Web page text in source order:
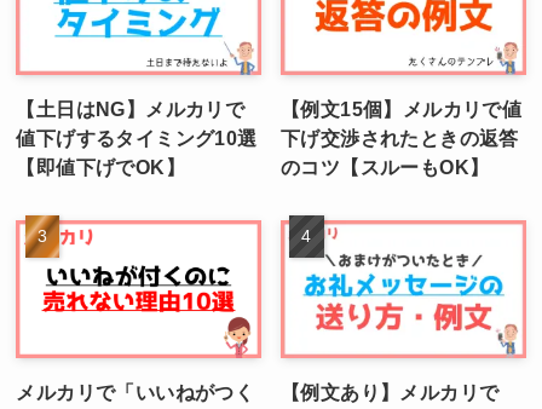
【土日はNG】メルカリで
値下げするタイミング10選
【即値下げでOK】
【例文15個】メルカリで値
下げ交渉されたときの返答
のコツ【スルーもOK】
メルカリで「いいねがつく
【例文あり】メルカリで